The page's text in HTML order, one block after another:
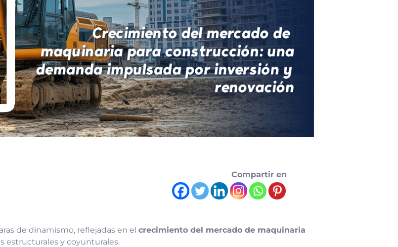
Compartir en
de dinamismo, reflejadas en el crecimiento del mercado de maquinaria
estructurales y coyunturales.